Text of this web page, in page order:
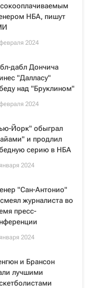
НБА, пишут
2024
дабл Дончича
"Далласу"
над "Бруклином"
2024
Йорк" обыграл
и продлил
серию в НБА
2024
"Сан-Антонио"
журналиста во
пресс-
2024
и Брансон
лучшими